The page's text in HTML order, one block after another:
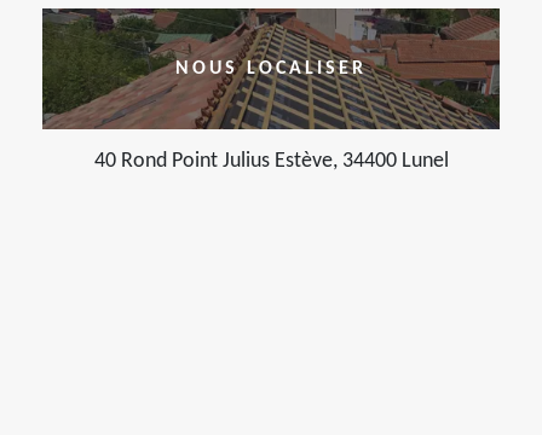
NOUS LOCALISER
40 Rond Point Julius Estève, 34400 Lunel